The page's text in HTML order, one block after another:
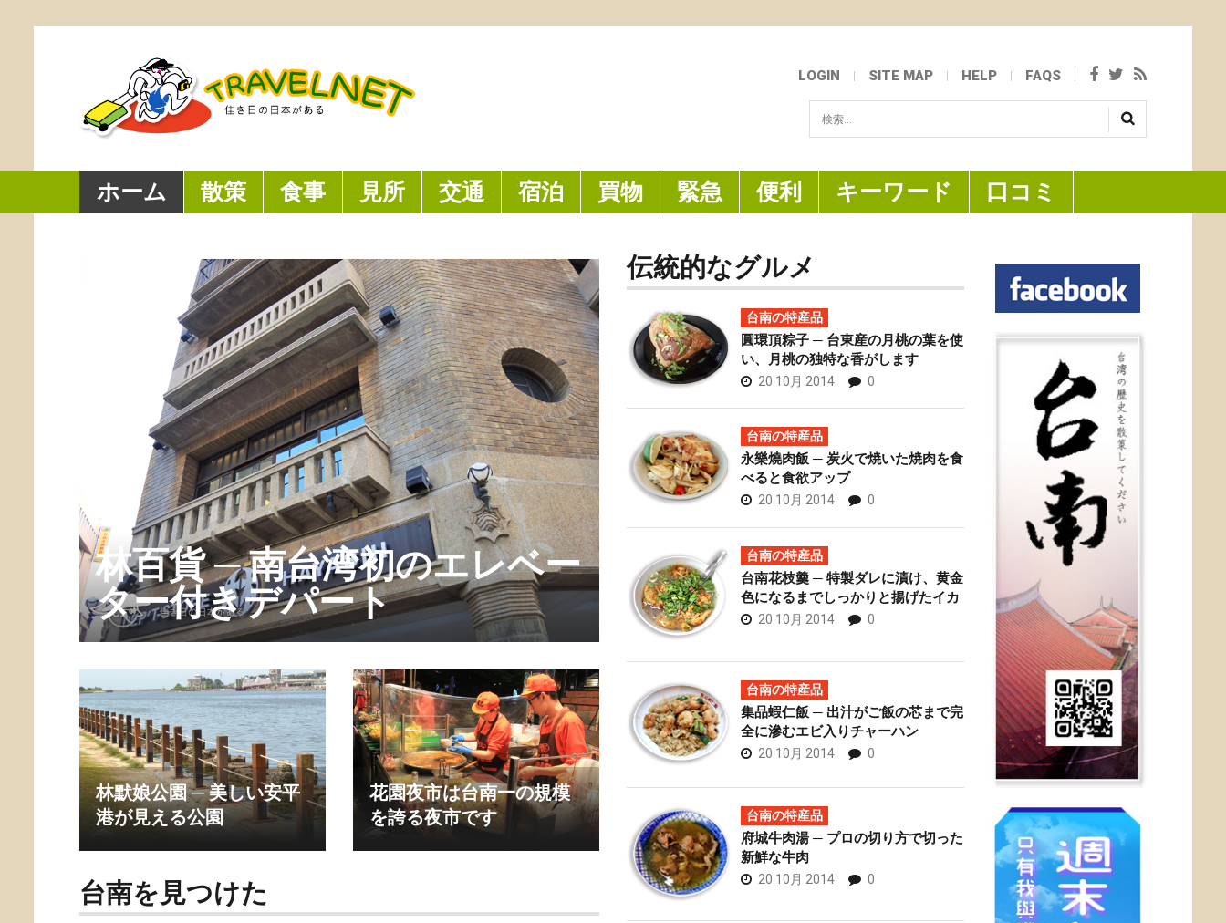
LOGIN SITE MAP HELP FAQS
索...
ホーム 散策 食事 見所 交通 宿泊 買物 緊急 便利 キーワード 口コミ
林百貨 ─ 南台湾初のエレベー
ター付きデパート
榮吉炒牛肉專賣店 ─ お得な牛
肉料理
伝統的なグルメ
台南の特産品
圓環頂粽子 ─ 台東産の月桃の葉を使
い、月桃の独特な香がします
20 10月 2014 0
台南の特産品
永樂燒肉飯 ─ 炭火で焼いた焼肉を食
べると食欲アップ
20 10月 2014 0
台南の特産品
台南花枝羹 ─ 特製ダレに漬け、黄金
色になるまでしっかりと揚げたイカ
20 10月 2014 0
台南の特産品
集品蝦仁飯 ─ 出汁がご飯の芯まで完
全に滲むエビ入りチャーハン
20 10月 2014 0
台南の特産品
府城牛肉湯 ─ プロの切り方で切った
新鮮な牛肉
20 10月 2014 0
林默娘公園 ─ 美しい安平
港が見える公園
花園夜市は台南一の規模
を誇る夜市です
台南を見つけた